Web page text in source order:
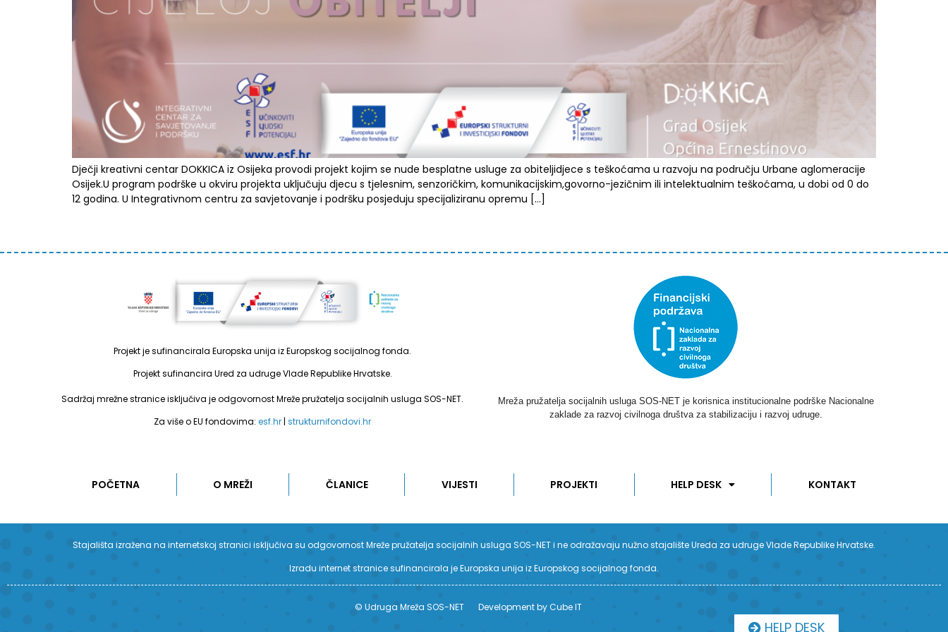
Dječji kreativni centar DOKKICA iz Osijeka provodi projekt kojim se nude besplatne usluge za obiteljidjece s teškoćama u razvoju na području Urbane aglomeracije
Osijek.U program podrške u okviru projekta uključuju djecu s tjelesnim, senzoričkim, komunikacijskim,govorno-jezičnim ili intelektualnim teškoćama, u dobi od 0 do
12 godina. U Integrativnom centru za savjetovanje i podršku posjeduju specijaliziranu opremu […]
Projekt je sufinancirala Europska unija iz Europskog socijalnog fonda.
Projekt sufinancira Ured za udruge Vlade Republike Hrvatske.
Sadržaj mrežne stranice isključiva je odgovornost Mreže pružatelja socijalnih usluga SOS-NET.
Za više o EU fondovima: esf.hr | strukturnifondovi.hr
Mreža pružatelja socijalnih usluga SOS-NET je korisnica institucionalne podrške Nacionalne
zaklade za razvoj civilnoga društva za stabilizaciju i razvoj udruge.
POČETNA O MREŽI ČLANICE VIJESTI PROJEKTI HELP DESK KONTAKT
Stajališta izražena na internetskoj stranici isključiva su odgovornost Mreže pružatelja socijalnih usluga SOS-NET i ne odražavaju nužno stajalište Ureda za udruge Vlade Republike Hrvatske.
Izradu internet stranice sufinancirala je Europska unija iz Europskog socijalnog fonda.
© Udruga Mreža SOS-NET Development by Cube IT
HELP DESK